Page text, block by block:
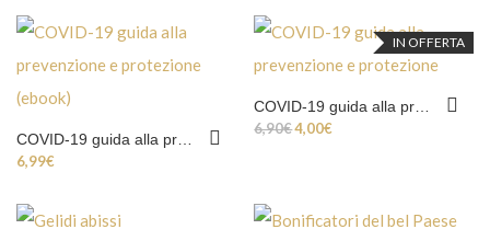
6,99€
IN OFFERTA
6,90€Il prezzo originale era: 6,90€.
4,00€